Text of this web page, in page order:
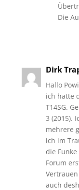
Die
Dirk
Hallo
ich hatte
T14SG.
3 (2015).
mehrere
ich im
die
Forum
auch